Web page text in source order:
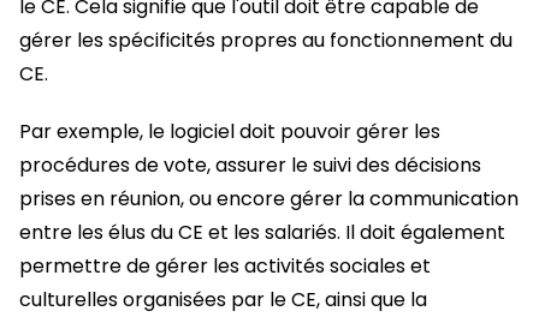
le CE. Cela signifie que l'outil doit être capable de
gérer les spécificités propres au fonctionnement du
CE.
Par exemple, le logiciel doit pouvoir gérer les
procédures de vote, assurer le suivi des décisions
prises en réunion, ou encore gérer la communication
entre les élus du CE et les salariés. Il doit également
permettre de gérer les activités sociales et
culturelles organisées par le CE, ainsi que la